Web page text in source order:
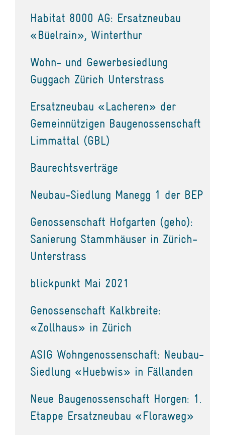
Habitat 8000 AG: Ersatzneubau
«Büelrain», Winterthur
Wohn- und Gewerbesiedlung
Guggach Zürich Unterstrass
Ersatzneubau «Lacheren» der
Gemeinnützigen Baugenossenschaft
Limmattal (GBL)
Baurechtsverträge
Neubau-Siedlung Manegg 1 der BEP
Genossenschaft Hofgarten (geho):
Sanierung Stammhäuser in Zürich-
Unterstrass
blickpunkt Mai 2021
Genossenschaft Kalkbreite:
«Zollhaus» in Zürich
ASIG Wohngenossenschaft: Neubau-
Siedlung «Huebwis» in Fällanden
Neue Baugenossenschaft Horgen: 1.
Etappe Ersatzneubau «Floraweg»